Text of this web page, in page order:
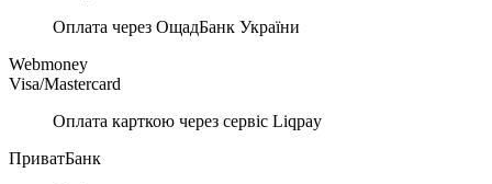
Оплата через ОщадБанк України
Webmoney
Visa/Mastercard
Оплата карткою через сервіс Liqpay
ПриватБанк